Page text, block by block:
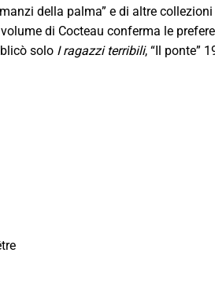
della palma” e di altre
di Cocteau conferma le
solo I ragazzi terribili, “Il ponte”